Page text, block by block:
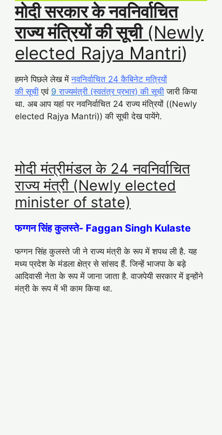
मोदी सरकार के नवनिर्वाचित
राज्य मंत्रियों की सूची(Newly
elected Rajya Mantri)
हमने पिछले लेख मेंनवनिर्वाचित 24 कैबिनेट मत्रियों
की सूची एवं 9राज्यमंत्री (स्वतंत्र प्रभार) की सूची जारी किया
था. अब आप यहां पर नवनिर्वाचित 24 राज्य मंत्रियों ((Newly
elected Rajya Mantri)) की सूची देख पायेंगे.
मोदी मंत्रीमंडल के 24 नवनिर्वाचित
राज्य मंत्री (Newly elected
minister of state)
फग्गन सिंह कुलस्ते- Faggan Singh Kulaste
फग्गन सिंह कुलस्ते जी ने राज्य मंत्री के रूप में शपथ ली है. यह
मध्य प्रदेश के मंडला क्षेत्र से सांसद हैं. जिन्हें भाजपा के बड़े
आदिवासी नेता के रूप में जाना जाता है. वाजपेयी सरकार में इन्होंने
मंत्री के रूप में भी काम किया था.